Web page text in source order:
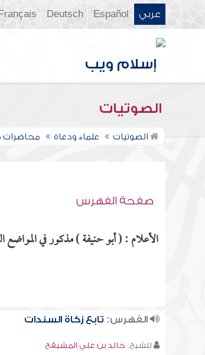
عربي Español
Deutsch
Français
الصوتيات
الصوتيات علماء ودعاة محاضرات
صفحة الفهرس
الأعلام : ( أبو حنيفة ) مذكور في المواضع
الفهرس: تابع زكاة السندات
للشيخ: خالد بن علي المشيقح